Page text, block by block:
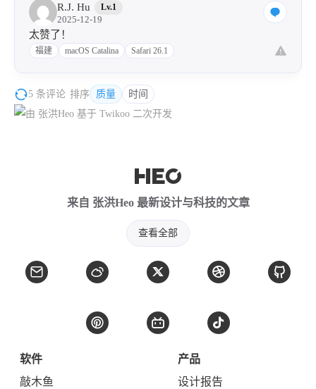
R.J. Hu Lv.1
2025-12-19
太赞了！
福建 macOS Catalina Safari 26.1
5 条评论 排序 质量 时间
来自 张洪Heo 最新设计与科技的文章
查看全部
软件
敲木鱼
产品
设计报告